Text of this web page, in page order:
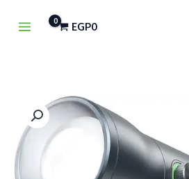
EGP0
الحالي
هو: